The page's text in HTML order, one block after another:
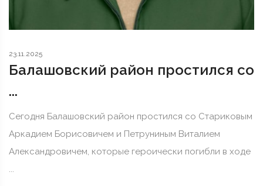
23.11.2025
Балашовский район простился со
...
Сегодня Балашовский район простился со Стариковым
Аркадием Борисовичем и Петруниным Виталием
Александровичем, которые героически погибли в ходе
...